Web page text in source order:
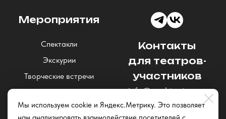
Мы используем cookie и Яндекс.Метрику. Это позволяет
Мероприятия
Спектакли
Экскурии
Творческие встречи
Концерты
Читки и открытые
Контакты
для театров-
участников
info@nochteatrov.ru